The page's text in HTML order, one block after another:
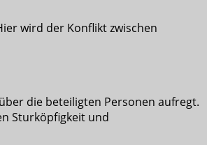
wird der Konflikt zwischen
die beteiligten Personen aufregt.
Sturköpfigkeit und